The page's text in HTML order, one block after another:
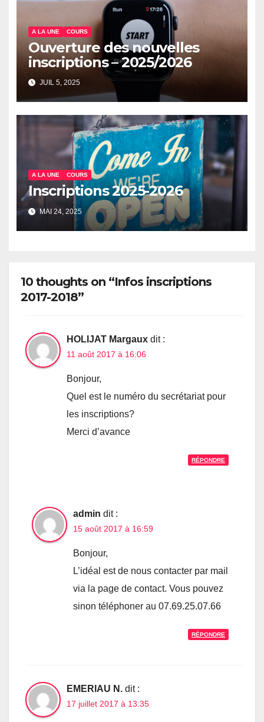
A LA UNE COURS
Ouverture des nouvelles
inscriptions – 2025/2026
JUIL 5, 2025
A LA UNE COURS
Inscriptions 2025-2026
MAI 24, 2025
10 thoughts on “Infos inscriptions
2017-2018”
HOLIJAT Margaux dit :
11 août 2017 à 16:06
Bonjour,
Quel est le numéro du secrétariat pour
les inscriptions?
Merci d’avance
RÉPONDRE
admin dit :
15 août 2017 à 16:59
Bonjour,
L’idéal est de nous contacter par mail
via la page de contact. Vous pouvez
sinon téléphoner au 07.69.25.07.66
RÉPONDRE
EMERIAU N. dit :
17 juillet 2017 à 13:35